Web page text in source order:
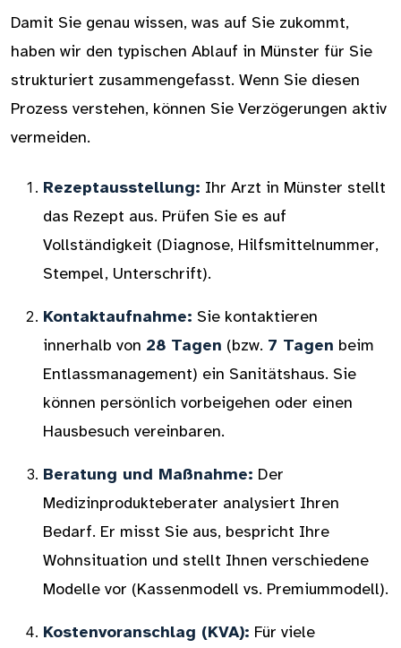
Damit Sie genau wissen, was auf Sie zukommt,
haben wir den typischen Ablauf in Münster für Sie
strukturiert zusammengefasst. Wenn Sie diesen
Prozess verstehen, können Sie Verzögerungen aktiv
vermeiden.
Rezeptausstellung: Ihr Arzt in Münster stellt
das Rezept aus. Prüfen Sie es auf
Vollständigkeit (Diagnose, Hilfsmittelnummer,
Stempel, Unterschrift).
Kontaktaufnahme: Sie kontaktieren
innerhalb von 28 Tagen (bzw. 7 Tagen beim
Entlassmanagement) ein Sanitätshaus. Sie
können persönlich vorbeigehen oder einen
Hausbesuch vereinbaren.
Beratung und Maßnahme: Der
Medizinprodukteberater analysiert Ihren
Bedarf. Er misst Sie aus, bespricht Ihre
Wohnsituation und stellt Ihnen verschiedene
Modelle vor (Kassenmodell vs. Premiummodell).
Kostenvoranschlag (KVA): Für viele